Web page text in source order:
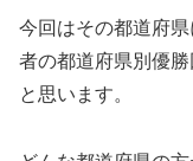
今回はその都道府
者の都道府県別優
と思います。